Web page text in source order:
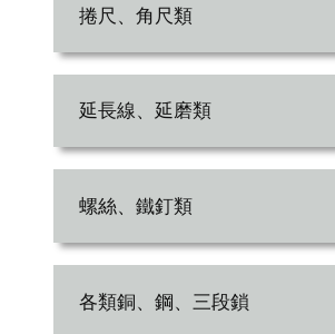
捲尺、角尺類
延長線、延磨類
螺絲、鐵釘類
各類銅、鋼、三段鎖